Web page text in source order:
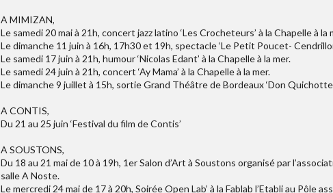
A MIMIZAN,
Le samedi 20 mai à 21h, concert jazz latino ‘Les Crocheteurs’ à la Chapelle à la
Le dimanche 11 juin à 16h, 17h30 et 19h, spectacle ‘Le Petit Poucet-
Le samedi 17 juin à 21h, humour ‘Nicolas Edant’ à la Chapelle à la mer.
Le samedi 24 juin à 21h, concert ‘Ay Mama’ à la Chapelle à la mer.
Le dimanche 9 juillet à 15h, sortie Grand Théâtre de Bordeaux ‘Don
A CONTIS,
Du 21 au 25 juin ‘Festival du film de Contis’
A SOUSTONS,
Du 18 au 21 mai de 10 à 19h, 1er Salon d’Art à Soustons organisé par
salle A Noste.
Le mercredi 24 mai de 17 à 20h, Soirée Open Lab’ à la Fablab l’Etabli au Pôle